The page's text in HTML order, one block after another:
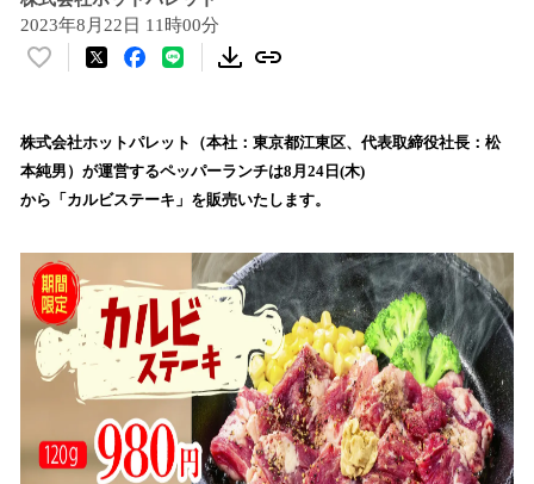
2023年8月22日 11時00分
い
！
数
を
込
み
中
で
す
株式会社ホットパレット（本社：東京都江東区、代表取締役社長：松
本純男）が運営するペッパーランチは8月24日(木)
から「カルビステーキ」を販売いたします。